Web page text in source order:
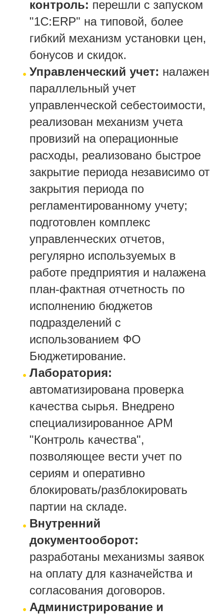
контроль: перешли с запуском
"1С:ERP" на типовой, более
гибкий механизм установки цен,
бонусов и скидок.
Управленческий учет: налажен
параллельный учет
управленческой себестоимости,
реализован механизм учета
провизий на операционные
расходы, реализовано быстрое
закрытие периода независимо от
закрытия периода по
регламентированному учету;
подготовлен комплекс
управленческих отчетов,
регулярно используемых в
работе предприятия и налажена
план-фактная отчетность по
исполнению бюджетов
подразделений с
использованием ФО
Бюджетирование.
Лаборатория:
автоматизирована проверка
качества сырья. Внедрено
специализированное АРМ
"Контроль качества",
позволяющее вести учет по
сериям и оперативно
блокировать/разблокировать
партии на складе.
Внутренний
документооборот:
разработаны механизмы заявок
на оплату для казначейства и
согласования договоров.
Администрирование и